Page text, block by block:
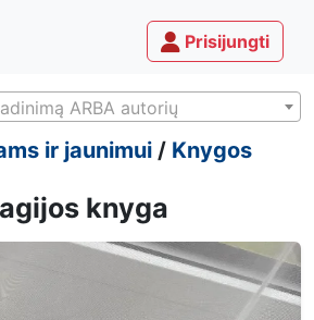
Prisijungti
ARBA autorių
ir jaunimui / Knygos
knyga